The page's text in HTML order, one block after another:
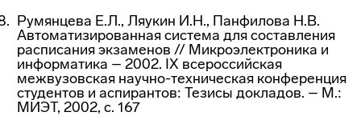
Румянцева Е.Л., Ляукин И.Н., Панфилова Н.В.
Автоматизированная система для составления
расписания экзаменов // Микроэлектроника и
информатика – 2002. IX всероссийская
межвузовская научно-техническая конференция
студентов и аспирантов: Тезисы докладов. – М.:
МИЭТ, 2002, с. 167